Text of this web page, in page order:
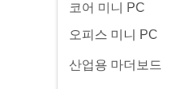
코어 미니 PC
오피스 미니 PC
산업용 마더보드